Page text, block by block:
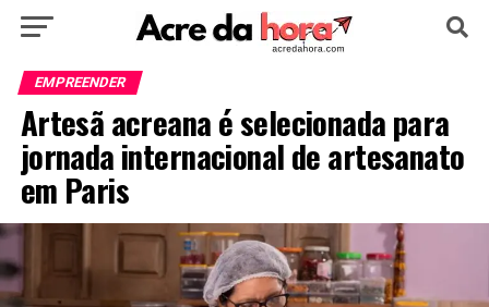
HOME
EDUCAÇÃO NOTÍCIA MUNDO
EMPREENDER
Artesã acreana é selecionada para
jornada internacional de artesanato
em Paris